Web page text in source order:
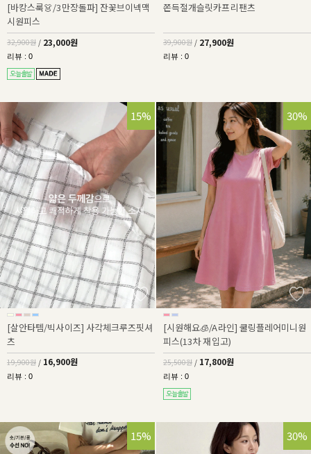
[바캉스룩👗/3만장돌파] 잔꽃브이넥맥
시원피스
32,900원 / 23,000원
리뷰 : 0
쫀득절개슬릿카프리팬츠
39,900원 / 27,900원
리뷰 : 0
15%
[살안타템/빅사이즈] 사각체크루즈핏셔
츠
19,900원 / 16,900원
리뷰 : 0
30%
[시원해요🧊/A라인] 쿨링플레어미니원
피스(13차 재입고)
25,500원 / 17,800원
리뷰 : 0
32%
15% 36%
30%